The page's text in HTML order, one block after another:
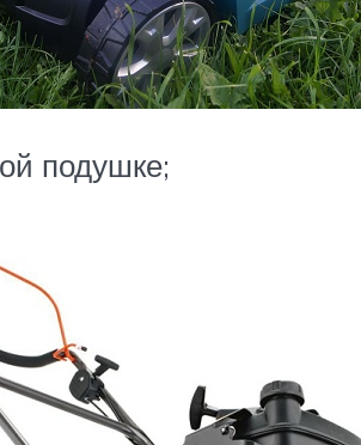
подушке;